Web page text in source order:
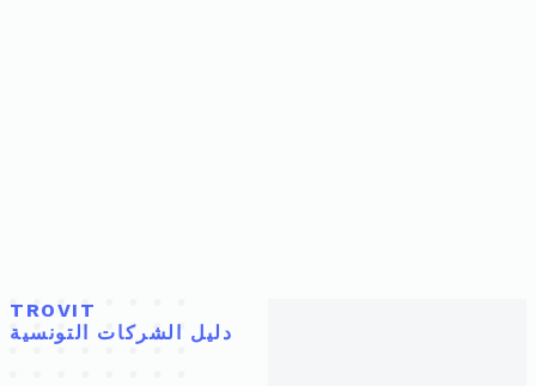
TROVIT
دليل الشركات التونسية